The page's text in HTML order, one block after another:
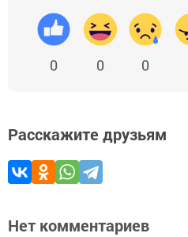
0 0 0
Расскажите друзьям
Нет комментариев